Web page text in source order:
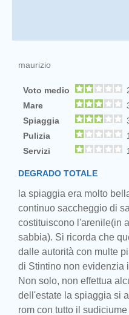
maurizio
Voto medio
Mare
Spiaggia
Pulizia
Servizi
DEGRADO TOTALE
la spiaggia era molto
continuo saccheggio di
costituiscono l'arenile(in
sabbia). Si ricorda che
dalle autorità con multe
di Stintino non evidenzia
Non solo, non effettua
dell'estate la spiaggia si
rom con tutto il